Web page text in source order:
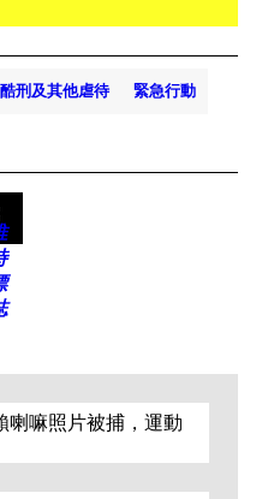
酷刑及其他虐待 緊急行動
喇嘛照片被捕，運動